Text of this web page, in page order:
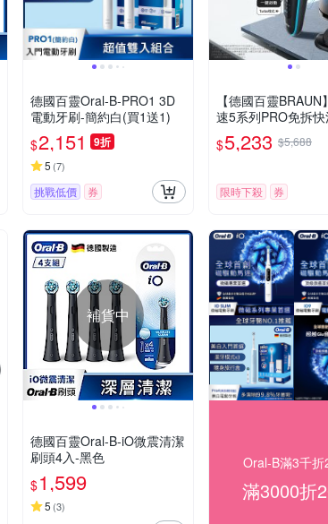
德國百靈Oral-B-PRO1 3D
電動牙刷-簡約白(買1送1)
$2,151 9折
5 (7)
挑戰低價 券
【德國百靈
速5系列PRO免拆
刀(52-M7500CC)
$5,233 $5,688
限時下殺 券
補貨中
德國百靈Oral-B-iO微震清潔
刷頭4入-黑色
$1,599
5 (3)
Oral-B滿3千折
滿3000折